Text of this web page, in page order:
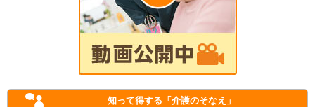
知って得する 「介護のそなえ」